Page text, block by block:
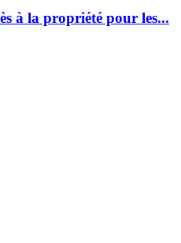
à la propriété pour les...